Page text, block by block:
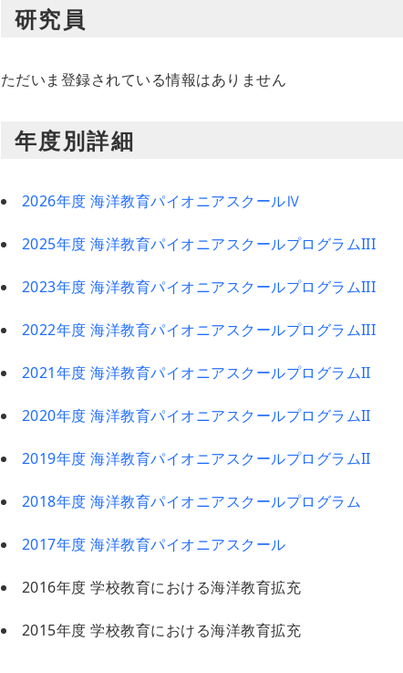
研究員
ただいま登録されている情報はありません
年度別詳細
2026年度 海洋教育パイオニアスクールⅣ
2025年度 海洋教育パイオニアスクールプログラムIII
2023年度 海洋教育パイオニアスクールプログラムIII
2022年度 海洋教育パイオニアスクールプログラムIII
2021年度 海洋教育パイオニアスクールプログラムII
2020年度 海洋教育パイオニアスクールプログラムII
2019年度 海洋教育パイオニアスクールプログラムII
2018年度 海洋教育パイオニアスクールプログラム
2017年度 海洋教育パイオニアスクール
2016年度 学校教育における海洋教育拡充
2015年度 学校教育における海洋教育拡充